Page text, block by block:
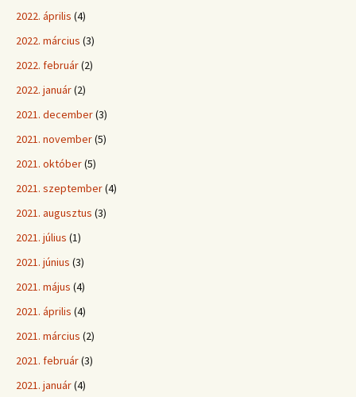
2022. április (4)
2022. március (3)
2022. február(2)
2022. január(2)
2021. december(3)
2021. november(5)
2021. október(5)
2021. szeptember(4)
2021. augusztus (3)
2021. július (1)
2021. június (3)
2021. május (4)
2021. április (4)
2021. március (2)
2021. február(3)
2021. január(4)